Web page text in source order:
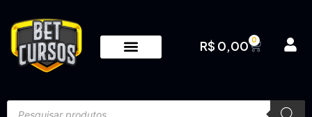
R$ 0,00 0